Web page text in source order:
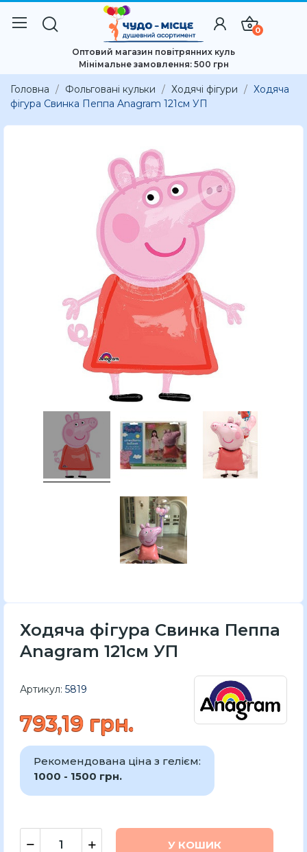
0
Оптовий магазин повітрянних куль
Мінімальне замовлення: 500 грн
Головна Фольговані кульки Ходячі фігури
Ходяча
фігура Свинка Пеппа Anagram 121см УП
Ходяча фігура Свинка Пеппа
Anagram 121см УП
Артикул: 5819
793,19 грн.
Рекомендована ціна з гелієм:
1000 - 1500 грн.
У КОШИК